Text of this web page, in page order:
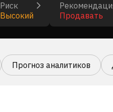
Риск
Высокий
Продавать
Прогноз аналитиков